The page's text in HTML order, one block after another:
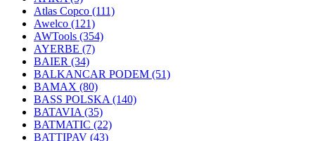
Atlas Copco (111)
Awelco (121)
AWTools (354)
AYERBE (7)
BAIER (34)
BALKANCAR PODEM (51)
BAMAX (80)
BASS POLSKA (140)
BATAVIA (35)
BATMATIC (22)
BATTIPAV (43)